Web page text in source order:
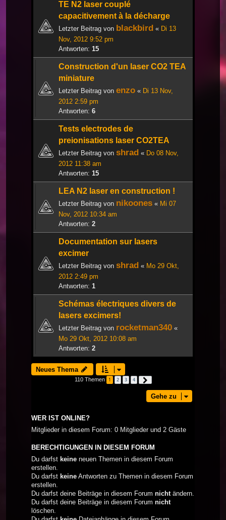
TE N2 laser couplé
capacitivement à la décharge
Letzter Beitrag von blackbird « Di 13
Nov, 2012 9:52 pm
Antworten: 15
Construction d'un laser CO2 TEA
miniature
Letzter Beitrag von enzo « Di 13 Nov,
2012 2:59 pm
Antworten: 6
Tests electrodes de
preionisations laser CO2TEA
Letzter Beitrag von shrad « Do 08 Nov,
2012 11:38 am
Antworten: 15
LEA N2 laser en construction !
Letzter Beitrag von nikoones « Mi 07
Nov, 2012 10:34 am
Antworten: 2
Documentation sur lasers
excimer
Letzter Beitrag von shrad « Mo 29 Okt,
2012 2:49 pm
Antworten: 1
Schémas électriques divers de
lasers excimers!
Letzter Beitrag von rocketman340 «
Mo 29 Okt, 2012 10:08 am
Antworten: 2
Neues Thema
110 Themen 1 2 3 4
Gehe zu
WER IST ONLINE?
Mitglieder in diesem Forum: 0 Mitglieder und 2 Gäste
BERECHTIGUNGEN IN DIESEM FORUM
Du darfst keine neuen Themen in diesem Forum
erstellen.
Du darfst keine Antworten zu Themen in diesem Forum
erstellen.
Du darfst deine Beiträge in diesem Forum nichtändern.
Du darfst deine Beiträge in diesem Forum nicht
löschen.